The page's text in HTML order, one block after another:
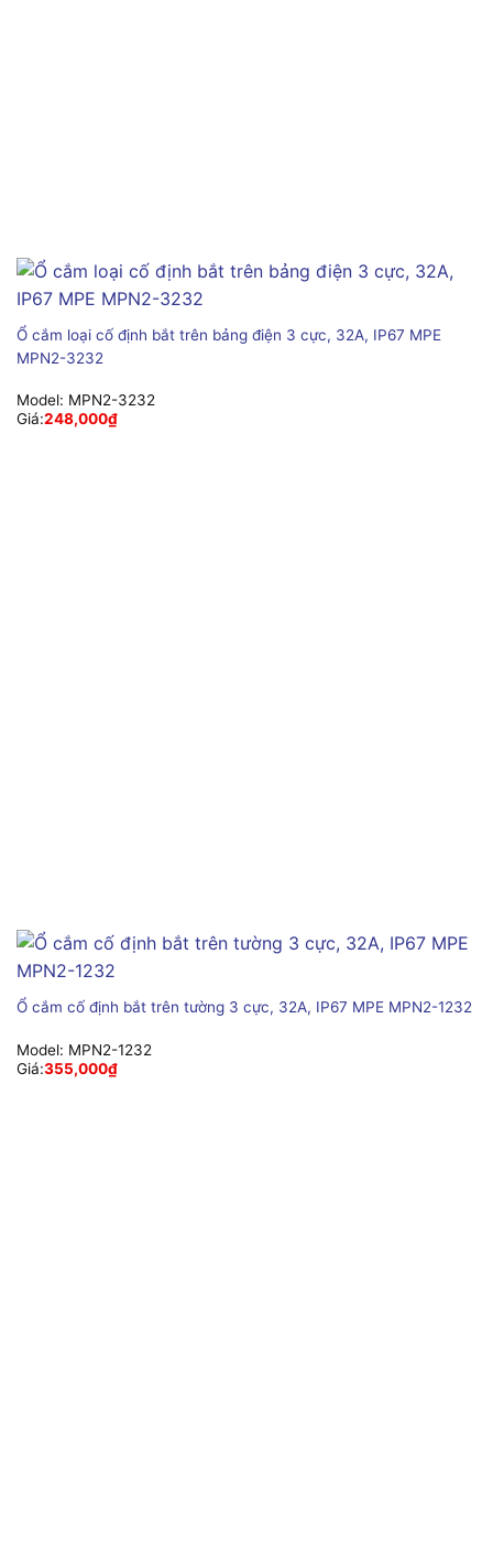
Ổ cắm loại cố định bắt trên bảng điện 3 cực, 32A, IP67 MPE
MPN2-3232
Model: MPN2-3232
Giá:248,000₫
Ổ cắm cố định bắt trên tường 3 cực, 32A, IP67 MPE MPN2-1232
Model: MPN2-1232
Giá:355,000₫